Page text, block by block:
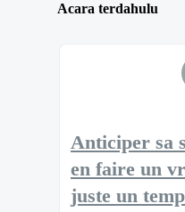
Acara terdahulu
Anticiper sa
en faire un
juste un